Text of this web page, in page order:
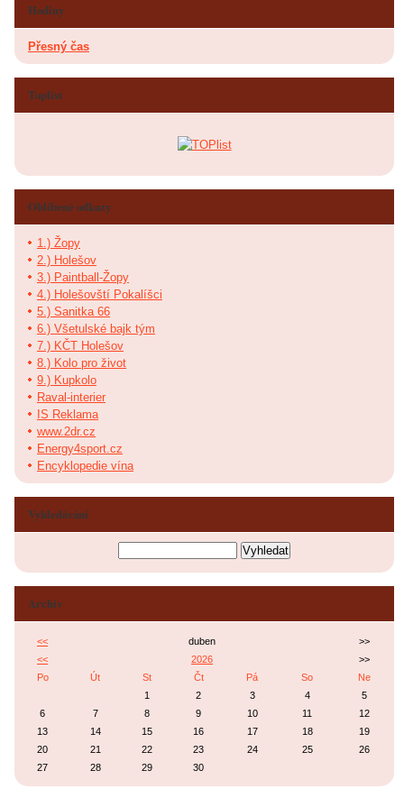
Hodiny
Přesný čas
Toplist
Oblíbené odkazy
1.) Žopy
2.) Holešov
3.) Paintball-Žopy
4.) Holešovští Pokalíšci
5.) Sanitka 66
6.) Všetulské bajk tým
7.) KČT Holešov
8.) Kolo pro život
9.) Kupkolo
Raval-interier
IS Reklama
www.2dr.cz
Energy4sport.cz
Encyklopedie vína
Vyhledávání
Archiv
<< duben
>>
<<
2026
>>
Po
Út St Čt Pá So
Ne
1
2 3 4
5
6
7 8 9 10 11
12
13
14 15 16 17 18
19
20
21 22 23 24 25
26
27
28 29 30